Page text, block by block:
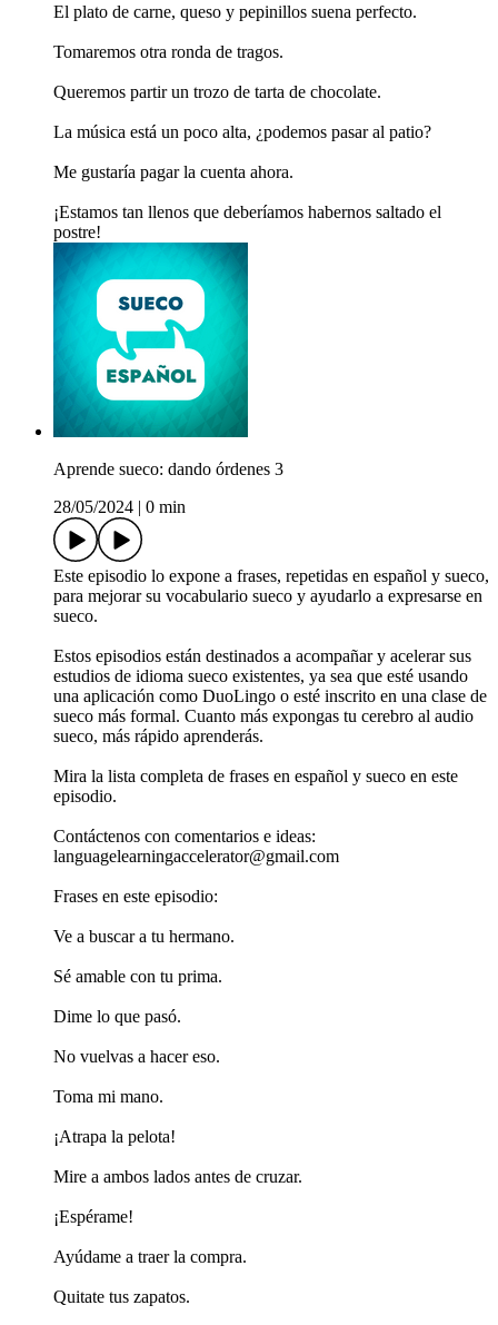
El plato de carne, queso y pepinillos suena perfecto.
Tomaremos otra ronda de tragos.
Queremos partir un trozo de tarta de chocolate.
La música está un poco alta, ¿podemos pasar al patio?
Me gustaría pagar la cuenta ahora.
¡Estamos tan llenos que deberíamos habernos saltado el
postre!
Aprende sueco: dando órdenes 3
28/05/2024
0 min
Este episodio lo expone a frases, repetidas en español y sueco,
para mejorar su vocabulario sueco y ayudarlo a expresarse en
sueco.
Estos episodios están destinados a acompañar y acelerar sus
estudios de idioma sueco existentes, ya sea que esté usando
una aplicación como DuoLingo o esté inscrito en una clase de
sueco más formal. Cuanto más expongas tu cerebro al audio
sueco, más rápido aprenderás.
Mira la lista completa de frases en español y sueco en este
episodio.
Contáctenos con comentarios e ideas:
languagelearningaccelerator@gmail.com
Frases en este episodio:
Ve a buscar a tu hermano.
Sé amable con tu prima.
Dime lo que pasó.
No vuelvas a hacer eso.
Toma mi mano.
¡Atrapa la pelota!
Mire a ambos lados antes de cruzar.
¡Espérame!
Ayúdame a traer la compra.
Quitate tus zapatos.